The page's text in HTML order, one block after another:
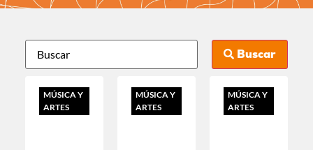
Buscar
MÚSICA Y
ARTES
MÚSICA Y
ARTES
MÚSICA Y
ARTES